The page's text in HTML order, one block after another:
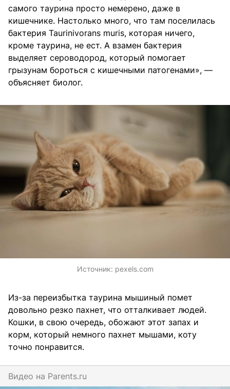
самого таурина просто немерено, даже в
кишечнике. Настолько много, что там поселилась
бактерия Taurinivorans muris, которая ничего,
кроме таурина, не ест. А взамен бактерия
выделяет сероводород, который помогает
грызунам бороться с кишечными патогенами», —
объясняет биолог.
Источник: pexels.com
Из-за переизбытка таурина мышиный помет
довольно резко пахнет, что отталкивает людей.
Кошки, в свою очередь, обожают этот запах и
корм, который немного пахнет мышами, коту
точно понравится.
Видео на parents.ru